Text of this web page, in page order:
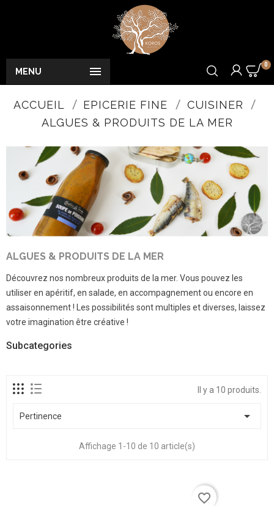

MENU
0
ACCUEIL EPICERIE FINE
CUISINER
ALGUES & PRODUITS DE LA MER
ALGUES & PRODUITS DE LA MER
Découvrez nos nombreux produits de la mer. Vous pouvez les
utiliser en apéritif, en salade, en accompagnement ou encore en
assaisonnement ! Les possibilités sont multiples et diverses, laissez
votre imagination être créative !
Subcategories
Il y a 10 produits.
Pertinence 
Affichage 1-10 de 10 article(s)
favorite_border